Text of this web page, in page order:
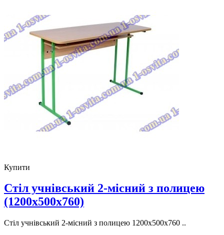
Купити
Стіл учнівський 2-місний з полицею
(1200х500х760)
Стіл учнівський 2-місний з полицею 1200х500х760 ..